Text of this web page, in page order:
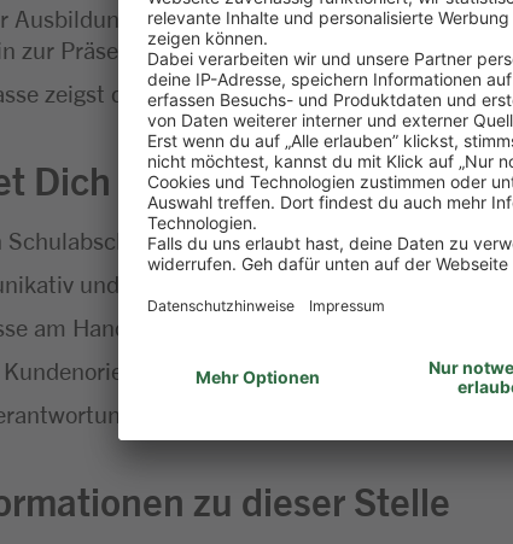
Ausbildung wirst du mit allen wichtigen
zur Präsentation und dem Verkauf
zeigst du vollen Einsatz – vom Kassieren
Dich aus
Schulabschluss erfolgreich gemeistert
und hast Spaß am Umgang mit Menschen
am Handel und an Lebensmitteln
gehören für dich einfach
bringst du gerne mit
zu dieser Stelle